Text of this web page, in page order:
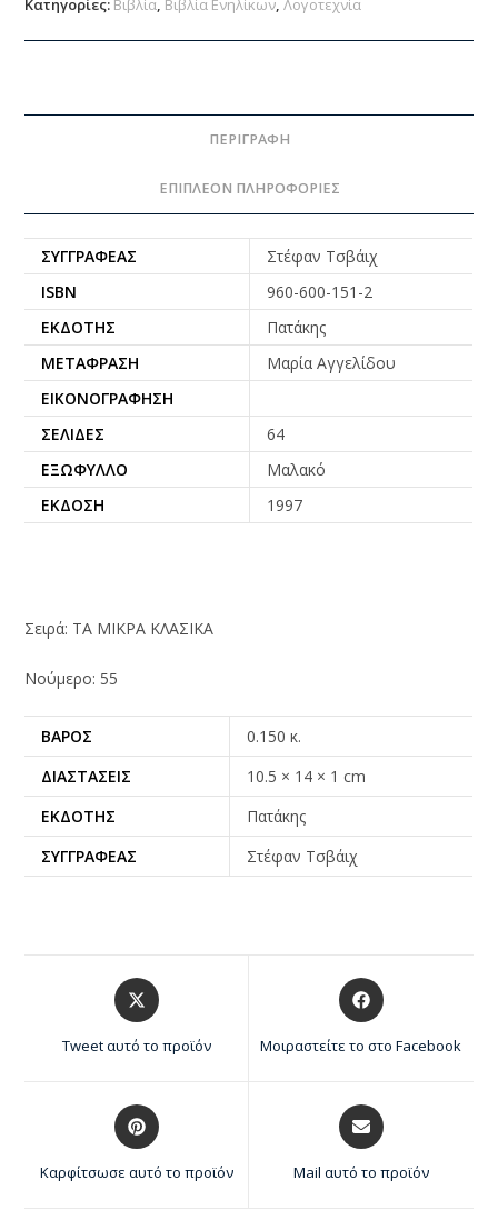
Κατηγορίες: Βιβλία, Βιβλία Ενηλίκων,Λογοτεχνία
ΠΕΡΙΓΡΑΦΉ
ΕΠΙΠΛΈΟΝ ΠΛΗΡΟΦΟΡΊΕΣ
ΣΥΓΓΡΑΦΈΑΣ
Στέφαν Τσβάιχ
ISBN
960-600-151-2
ΕΚΔΌΤΗΣ
Πατάκης
ΜΕΤΆΦΡΑΣΗ
Μαρία Αγγελίδου
ΕΙΚΟΝΟΓΡΆΦΗΣΗ
ΣΕΛΊΔΕΣ
64
ΕΞΏΦΥΛΛΟ
Μαλακό
ΈΚΔΟΣΗ
1997
Σειρά: ΤΑ ΜΙΚΡΑ ΚΛΑΣΙΚΑ
Νούμερο: 55
ΒΆΡΟΣ
0.150 κ.
ΔΙΑΣΤΆΣΕΙΣ
10.5 × 14 × 1 cm
ΕΚΔΌΤΗΣ
Πατάκης
ΣΥΓΓΡΑΦΈΑΣ
Στέφαν Τσβάιχ
Tweet αυτό το προϊόν Μοιραστείτε το στο Facebook
Καρφίτσωσε αυτό το προϊόν Mail αυτό το προϊόν